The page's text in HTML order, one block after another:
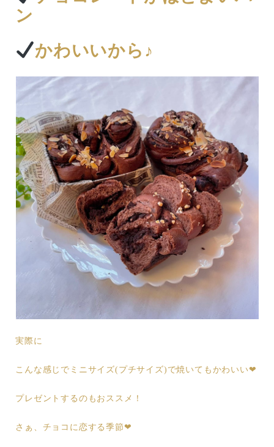
ン
かわいいから♪
実際に
こんな感じでミニサイズ(プチサイズ)で焼いてもかわいい❤︎
プレゼントするのもおススメ！
さぁ、チョコに恋する季節❤︎